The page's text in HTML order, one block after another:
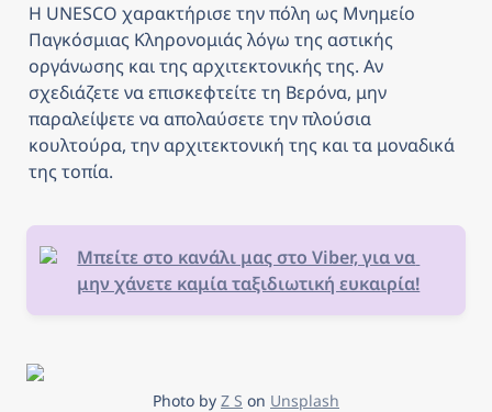
Η UNESCO χαρακτήρισε την πόλη ως Μνημείο
Παγκόσμιας Κληρονομιάς λόγω της αστικής
οργάνωσης και της αρχιτεκτονικής της. Αν
σχεδιάζετε να επισκεφτείτε τη Βερόνα, μην
παραλείψετε να απολαύσετε την πλούσια
κουλτούρα, την αρχιτεκτονική της και τα μοναδικά
της τοπία.
Μπείτε στο κανάλι μας στο Viber, για να
μην χάνετε καμία ταξιδιωτική ευκαιρία!
Photo by Z S on Unsplash